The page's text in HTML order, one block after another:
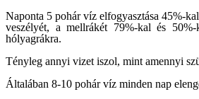
Naponta 5 pohár víz elfogyasztása 45%-
veszélyét, a mellrákét 79%-kal és
hólyagrákra.
Tényleg annyi vizet iszol, mint amennyi
Általában 8-10 pohár víz minden nap